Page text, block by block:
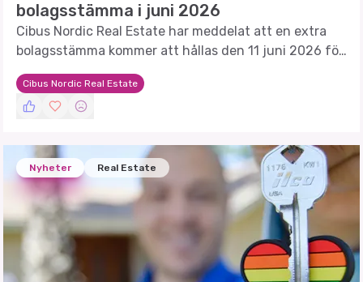
bolagsstämma i juni 2026
Cibus Nordic Real Estate har meddelat att en extra
bolagsstämma kommer att hållas den 11 juni 2026 för
att diskutera viktiga strategiska beslut.
Cibus Nordic Real Estate
Nyheter Real Estate